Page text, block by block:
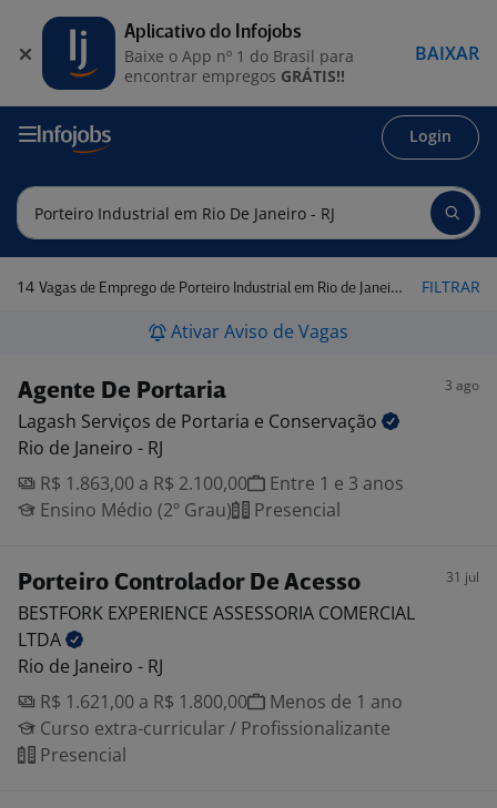
Login
14 Vagas de Emprego de Porteiro Industrial em Rio de Janeiro - RJ FILTRAR
Ativar Aviso de Vagas
Agente De Portaria 3 ago
Lagash Serviços de Portaria e Conservação
Rio de Janeiro - RJ
R$ 1.863,00 a R$ 2.100,00
Entre 1 e 3 anos
Ensino Médio (2º Grau)
Presencial
Porteiro Controlador De Acesso 31 jul
BESTFORK EXPERIENCE ASSESSORIA COMERCIAL
LTDA
Rio de Janeiro - RJ
R$ 1.621,00 a R$ 1.800,00
Menos de 1 ano
Curso extra-curricular / Profissionalizante
Presencial
Aplicativo do Infojobs
Baixe o App nº 1 do Brasil para
encontrar empregos GRÁTIS!!
BAIXAR